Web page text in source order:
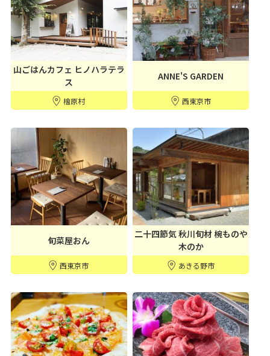
山ごはんカフェ ヒノハラテラ
ス
檜原村
ANNE'S GARDEN
西東京市
旬菜屋おん
西東京市
二十四節気 秋川旬材 椀ものや
木のか
あきる野市